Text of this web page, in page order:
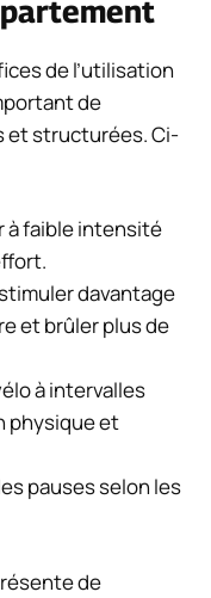
de l’utilisation
de
et structurées. Ci-
à faible intensité
davantage
et brûler plus de
à intervalles
physique et
pauses selon les
de